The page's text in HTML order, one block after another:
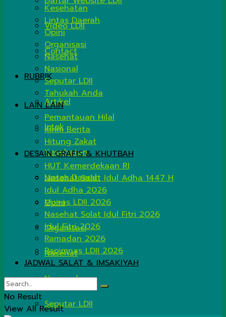
Video LDII
Contact
RUBRIK
Artikel
Iptek
Kesehatan
Lintas Daerah
Opini
Organisasi
Nasehat
Nasional
Seputar LDII
Kesehatan
Lintas Daerah
Opini
Organisasi
Nasehat
Nasional
Seputar LDII
Tahukah Anda
LAIN LAIN
Pemantauan Hilal
Kirim Berita
Hitung Zakat
DESAIN GRAFIS & KHUTBAH
HUT Kemerdekaan RI
Nasehat Salat Idul Adha 1447 H
Idul Adha 2026
Munas LDII 2026
Nasehat Solat Idul Fitri 2026
Idul Fitri 2026
Ramadan 2026
Rapimnas LDII 2026
JADWAL SALAT & IMSAKIYAH
No Result
View All Result